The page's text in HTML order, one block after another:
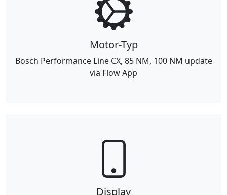
Motor-Typ
Bosch Performance Line CX, 85 NM, 100 NM update
via Flow App
Display